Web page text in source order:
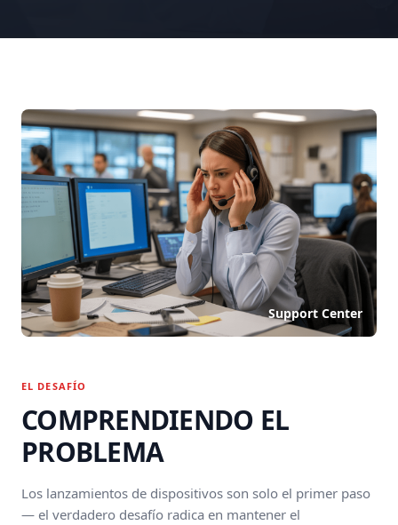
Support Center
EL DESAFÍO
COMPRENDIENDO EL
PROBLEMA
Los lanzamientos de dispositivos son solo el primer paso
— el verdadero desafío radica en mantener el